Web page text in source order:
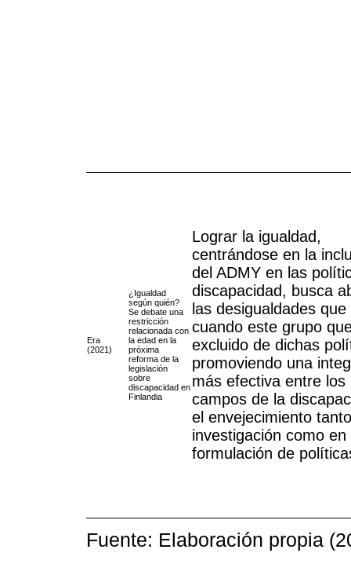
Era
(2021)
¿Igualdad
según quién?
Se debate una
restricción
relacionada con
la edad en la
próxima
reforma de la
legislación
sobre
discapacidad en
Finlandia
Lograr la igualdad,
centrándose en la
del ADMY en las
discapacidad, busca
las desigualdades
cuando este grupo
excluido de dichas
promoviendo una
más efectiva entre los
campos de la
el envejecimiento
investigación como en
formulación de
Fuente: Elaboración propia